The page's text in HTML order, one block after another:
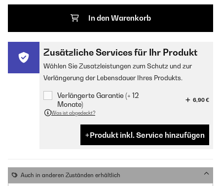
In den Warenkorb
Zusätzliche Services für Ihr Produkt
Wählen Sie Zusatzleistungen zum Schutz und zur
Verlängerung der Lebensdauer Ihres Produkts.
Verlängerte Garantie (+ 12
Monate)
6,90 €
Was ist abgedeckt?
Produkt inkl. Service hinzufügen
Auch in anderen Zuständen erhältlich